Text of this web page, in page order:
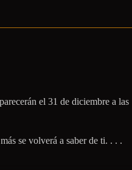
el 31 de diciembre a
se volverá a saber de ti. . . .